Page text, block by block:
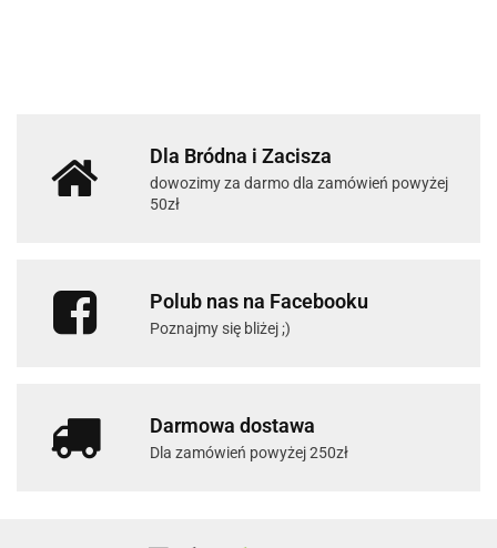
Dla Bródna i Zacisza
dowozimy za darmo dla zamówień powyżej
50zł
Polub nas na Facebooku
Poznajmy się bliżej ;)
Darmowa dostawa
Dla zamówień powyżej 250zł